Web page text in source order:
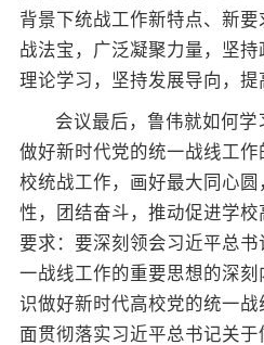
背景下统战工作新特点、新
战法宝，广泛凝聚力量，坚
理论学习，坚持发展导向，提
会议最后，鲁伟就如何
做好新时代党的统一战线工
校统战工作，画好最大同心
性，团结奋斗，推动促进学
要求：要深刻领会习近平总
一战线工作的重要思想的深
识做好新时代高校党的统一
面贯彻落实习近平总书记关